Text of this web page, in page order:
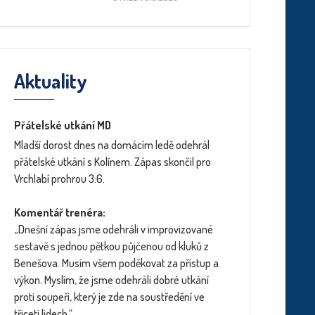
Aktuality
Přátelské utkání MD
Mladší dorost dnes na domácím ledě odehrál
přátelské utkání s Kolínem. Zápas skončil pro
Vrchlabí prohrou 3:6.
Komentář trenéra:
„Dnešní zápas jsme odehráli v improvizované
sestavě s jednou pětkou půjčenou od kluků z
Benešova. Musím všem poděkovat za přístup a
výkon. Myslím, že jsme odehráli dobré utkání
proti soupeři, který je zde na soustředění ve